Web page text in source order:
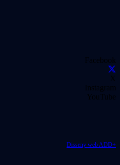
Facebook
X
Instagram
YouTube
Disseny web ADD+